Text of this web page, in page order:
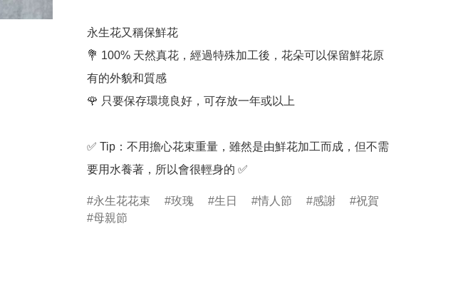
永生花又稱保鮮花
💐 100% 天然真花，經過特殊加工後，花朵可以保留鮮花原
有的外貌和質感
🌹 只要保存環境良好，可存放一年或以上
✅ Tip：不用擔心花束重量，雖然是由鮮花加工而成，但不需
要用水養著，所以會很輕身的 ✅
永生花花束 玫瑰 生日 情人節 感謝
祝賀
母親節